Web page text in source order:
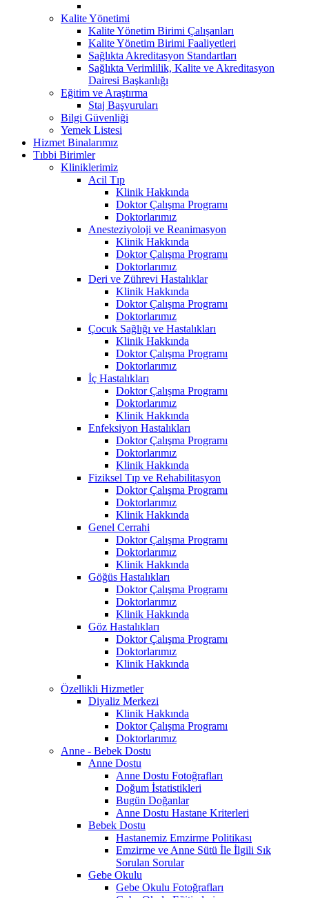
Kalite Yönetimi
Kalite Yönetim Birimi Çalışanları
Kalite Yönetim Birimi Faaliyetleri
Sağlıkta Akreditasyon Standartları
Sağlıkta Verimlilik, Kalite ve Akreditasyon
Dairesi Başkanlığı
Eğitim ve Araştırma
Staj Başvuruları
Bilgi Güvenliği
Yemek Listesi
Hizmet Binalarımız
Tıbbi Birimler
Kliniklerimiz
Acil Tıp
Klinik Hakkında
Doktor Çalışma Programı
Doktorlarımız
Anesteziyoloji ve Reanimasyon
Klinik Hakkında
Doktor Çalışma Programı
Doktorlarımız
Deri ve Zührevi Hastalıklar
Klinik Hakkında
Doktor Çalışma Programı
Doktorlarımız
Çocuk Sağlığı ve Hastalıkları
Klinik Hakkında
Doktor Çalışma Programı
Doktorlarımız
İç Hastalıkları
Doktor Çalışma Programı
Doktorlarımız
Klinik Hakkında
Enfeksiyon Hastalıkları
Doktor Çalışma Programı
Doktorlarımız
Klinik Hakkında
Fiziksel Tıp ve Rehabilitasyon
Doktor Çalışma Programı
Doktorlarımız
Klinik Hakkında
Genel Cerrahi
Doktor Çalışma Programı
Doktorlarımız
Klinik Hakkında
Göğüs Hastalıkları
Doktor Çalışma Programı
Doktorlarımız
Klinik Hakkında
Göz Hastalıkları
Doktor Çalışma Programı
Doktorlarımız
Klinik Hakkında
Özellikli Hizmetler
Diyaliz Merkezi
Klinik Hakkında
Doktor Çalışma Programı
Doktorlarımız
Anne - Bebek Dostu
Anne Dostu
Anne Dostu Fotoğrafları
Doğum İstatistikleri
Bugün Doğanlar
Anne Dostu Hastane Kriterleri
Bebek Dostu
Hastanemiz Emzirme Politikası
Emzirme ve Anne Sütü İle İlgili Sık
Sorulan Sorular
Gebe Okulu
Gebe Okulu Fotoğrafları